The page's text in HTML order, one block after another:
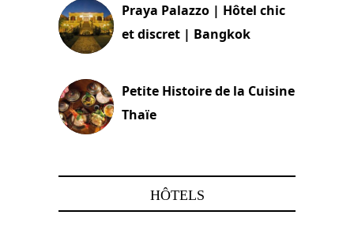
Praya Palazzo | Hôtel chic
et discret | Bangkok
Petite Histoire de la Cuisine
Thaïe
HÔTELS